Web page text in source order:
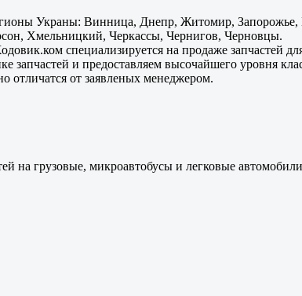
Украны: Винница, Днепр, Житомир,
Хмельницкий, Черкассы, Чернигов, Черновцы.
специализируется на продаже
запчастей и предоставляем высочайшего уровня
отличатся от заявленых менеджером.
на грузовые, микроавтобусы и легковые